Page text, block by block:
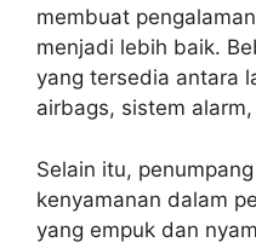
membuat
menjadi lebih baik.
yang tersedia antara
airbags, sistem
Selain itu,
kenyamanan dalam
yang empuk dan